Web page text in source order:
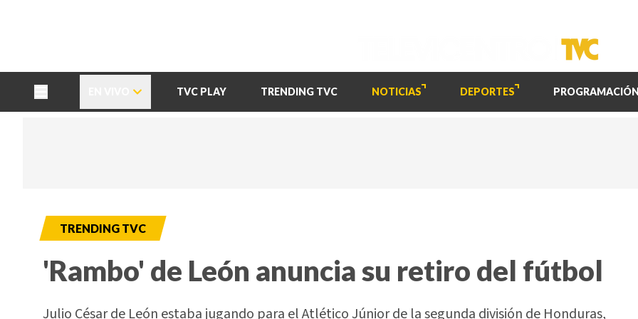
TVC PLAY TRENDING TVC NOTICIAS DEPORTES PROGRAMACIÓN
TRENDING TVC
'Rambo' de León anuncia su retiro del fútbol
Julio César de León estaba jugando para el Atlético Júnior de la segunda división de Honduras,